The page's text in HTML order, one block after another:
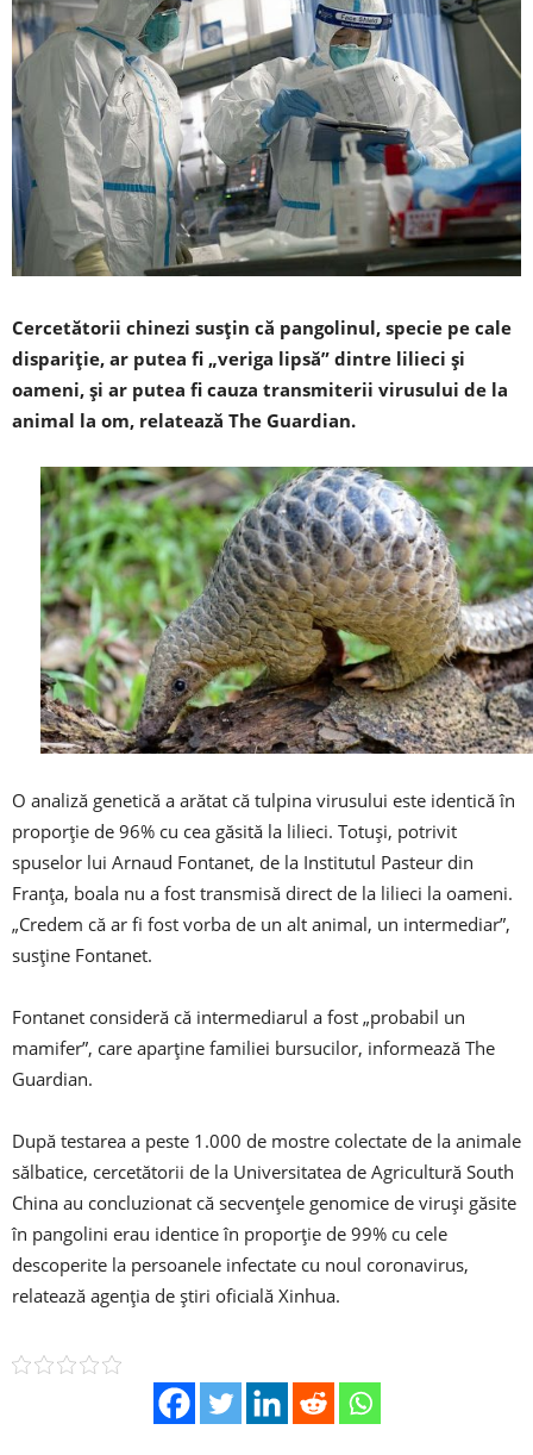
Cercetătorii chinezi susțin că pangolinul, specie pe cale
dispariţie, ar putea fi „veriga lipsă” dintre lilieci şi
oameni, și ar putea fi cauza transmiterii virusului de la
animal la om, relatează The Guardian.
O analiză genetică a arătat că tulpina virusului este identică în
proporţie de 96% cu cea găsită la lilieci. Totuşi, potrivit
spuselor lui Arnaud Fontanet, de la Institutul Pasteur din
Franţa, boala nu a fost transmisă direct de la lilieci la oameni.
„Credem că ar fi fost vorba de un alt animal, un intermediar”,
susţine Fontanet.
Fontanet consideră că intermediarul a fost „probabil un
mamifer”, care aparţine familiei bursucilor, informează The
Guardian.
După testarea a peste 1.000 de mostre colectate de la animale
sălbatice, cercetătorii de la Universitatea de Agricultură South
China au concluzionat că secvenţele genomice de viruşi găsite
în pangolini erau identice în proporţie de 99% cu cele
descoperite la persoanele infectate cu noul coronavirus,
relatează agenţia de ştiri oficială Xinhua.